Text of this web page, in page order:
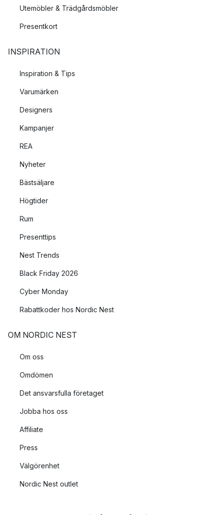
Utemöbler & Trädgårdsmöbler
Presentkort
INSPIRATION
Inspiration & Tips
Varumärken
Designers
Kampanjer
REA
Nyheter
Bästsäljare
Högtider
Rum
Presenttips
Nest Trends
Black Friday 2026
Cyber Monday
Rabattkoder hos Nordic Nest
OM NORDIC NEST
Om oss
Omdömen
Det ansvarsfulla företaget
Jobba hos oss
Affiliate
Press
Välgörenhet
Nordic Nest outlet